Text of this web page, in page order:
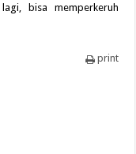
lagi, bisa memperkeruh
print